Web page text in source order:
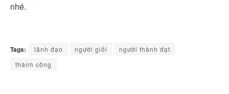
nhé.
Tags: lãnh đạo người giỏi
người thành đạt
thành công